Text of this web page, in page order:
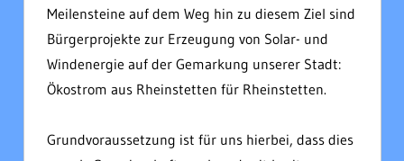
Meilensteine auf dem Weg hin zu diesem Ziel sind
Bürgerprojekte zur Erzeugung von Solar- und
Windenergie auf der Gemarkung unserer Stadt:
Ökostrom aus Rheinstetten für Rheinstetten.
Grundvoraussetzung ist für uns hierbei, dass dies